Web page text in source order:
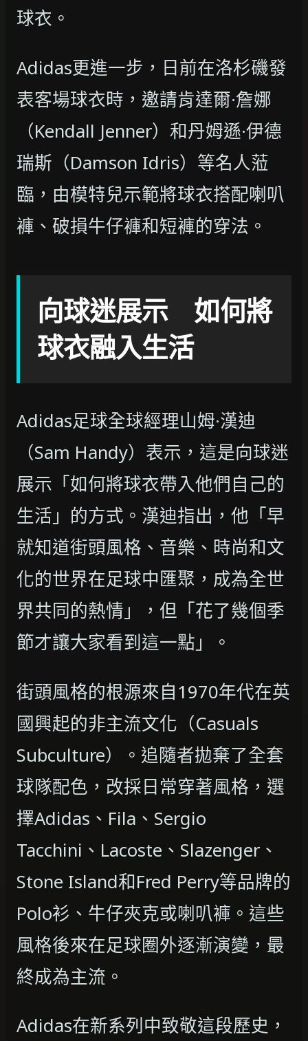
球衣。
Adidas更進一步，日前在洛杉磯發
表客場球衣時，邀請肯達爾·詹娜
（Kendall Jenner）和丹姆遜·伊德
瑞斯（Damson Idris）等名人蒞
臨，由模特兒示範將球衣搭配喇叭
褲、破損牛仔褲和短褲的穿法。
向球迷展示 如何將
球衣融入生活
Adidas足球全球經理山姆·漢迪
（Sam Handy）表示，這是向球迷
展示「如何將球衣帶入他們自己的
生活」的方式。漢迪指出，他「早
就知道街頭風格、音樂、時尚和文
化的世界在足球中匯聚，成為全世
界共同的熱情」，但「花了幾個季
節才讓大家看到這一點」。
街頭風格的根源來自1970年代在英
國興起的非主流文化（Casuals
Subculture）。追隨者拋棄了全套
球隊配色，改採日常穿著風格，選
擇Adidas、Fila、Sergio
Tacchini、Lacoste、Slazenger、
Stone Island和Fred Perry等品牌的
Polo衫、牛仔夾克或喇叭褲。這些
風格後來在足球圈外逐漸演變，最
終成為主流。
Adidas在新系列中致敬這段歷史，